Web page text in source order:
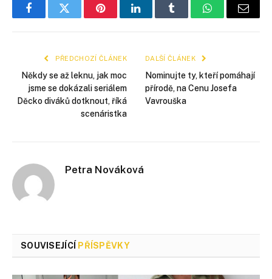
FacebookTwitter PinterestLinkedInTumblr WhatsApp
E-
PŘEDCHOZÍ ČLÁNEK
Někdy se až leknu, jak moc
jsme se dokázali seriálem
Děcko diváků dotknout, říká
scenáristka
DALŠÍ ČLÁNEK
Nominujte ty, kteří pomáhají
přírodě, na Cenu Josefa
Vavrouška
Petra Nováková
SOUVISEJÍCÍ PŘÍSPĚVKY